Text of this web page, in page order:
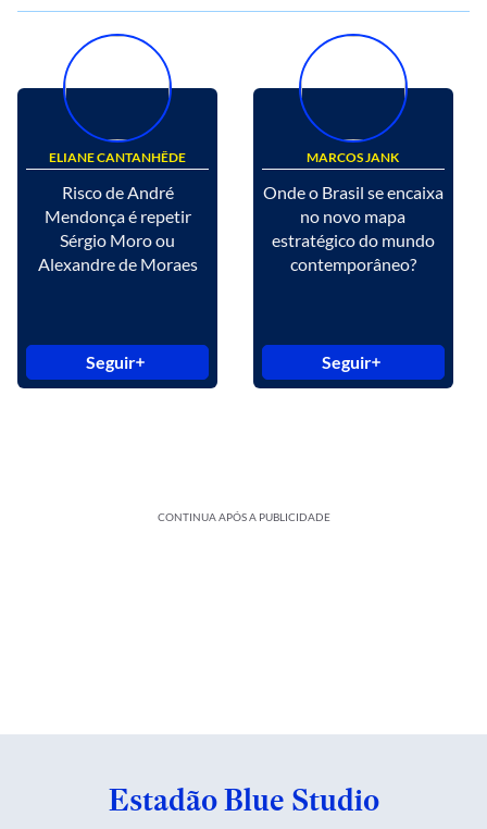
ELIANE CANTANHÊDE
Risco de André
Mendonça é repetir
Sérgio Moro ou
Alexandre de Moraes
Seguir
MARCOS JANK
Onde o Brasil se encaixa
no novo mapa
estratégico do mundo
contemporâneo?
Seguir
CONTINUA APÓS A PUBLICIDADE
Estadão Blue Studio